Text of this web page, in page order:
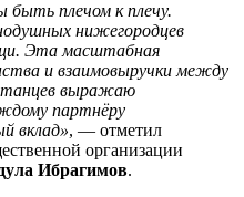
быть плечом к плечу.
нижегородцев
Эта масштабная
и взаимовыручки между
выражаю
партнёру
вклад», — отметил
организации
Ибрагимов.